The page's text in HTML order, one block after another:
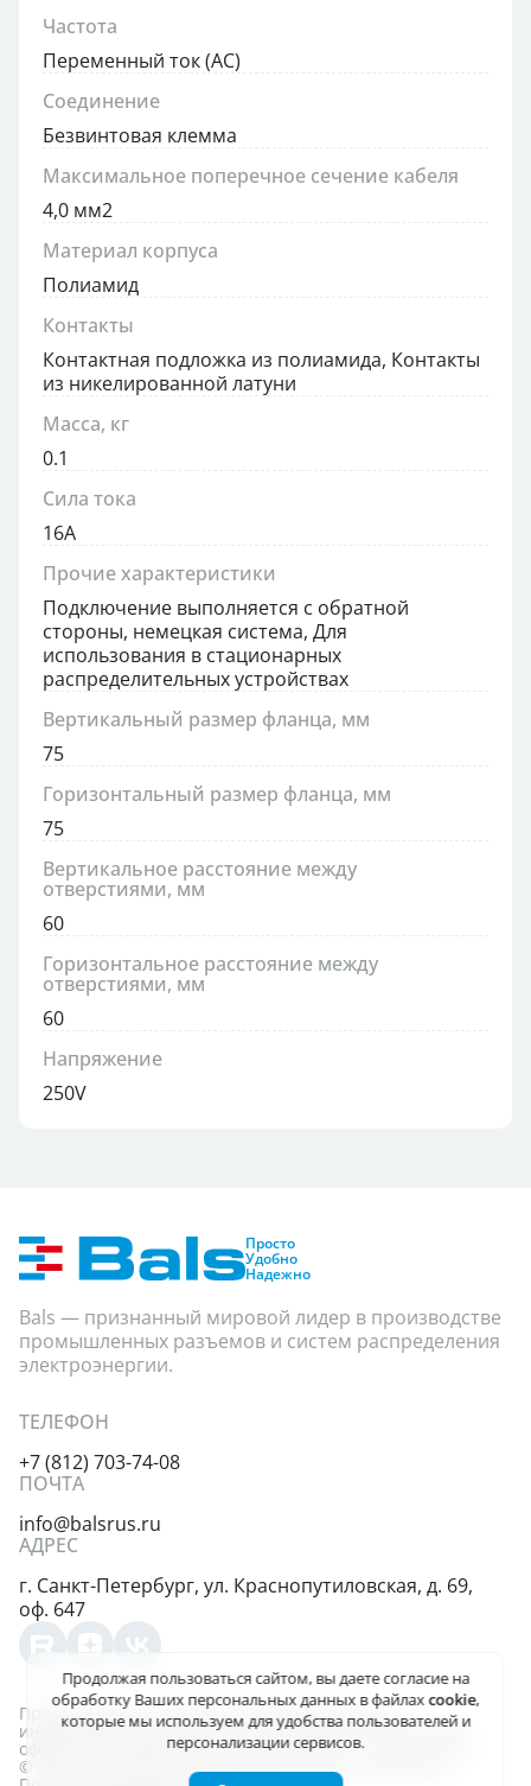
Частота
Переменный ток (AC)
Соединение
Безвинтовая клемма
Максимальное поперечное сечение кабеля
4,0 мм2
Материал корпуса
Полиамид
Контакты
Контактная подложка из полиамида, Контакты
из никелированной латуни
Масса, кг
0.1
Сила тока
16А
Прочие характеристики
Подключение выполняется с обратной
стороны, немецкая система, Для
использования в стационарных
распределительных устройствах
Вертикальный размер фланца, мм
75
Горизонтальный размер фланца, мм
75
Вертикальное расстояние между
отверстиями, мм
60
Горизонтальное расстояние между
отверстиями, мм
60
Напряжение
250V
Просто
Удобно
Надежно
Bals — признанный мировой лидер в производстве
промышленных разъемов и систем распределения
электроэнергии.
ТЕЛЕФОН
+7 (812) 703-74-08
ПОЧТА
info@balsrus.ru
АДРЕС
г. Санкт-Петербург, ул. Краснопутиловская, д. 69,
оф. 647
Представленная на сайте информация несёт
информационный характер и не является публичной
офертой, определяемой положениями ст. 437 (2) ГК РФ.
© 2004-2026, ООО «Балс-Рус». Все права защищены
Продолжая пользоваться сайтом, вы даетесогласие на
обработку Ваших персональных данныхв файлахcookie,
которые мы используем для удобства пользователей и
персонализации сервисов.